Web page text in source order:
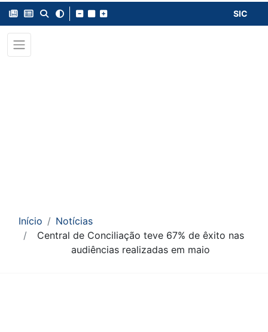
SIC
Início
Notícias
Central de Conciliação teve 67% de êxito nas
audiências realizadas em maio